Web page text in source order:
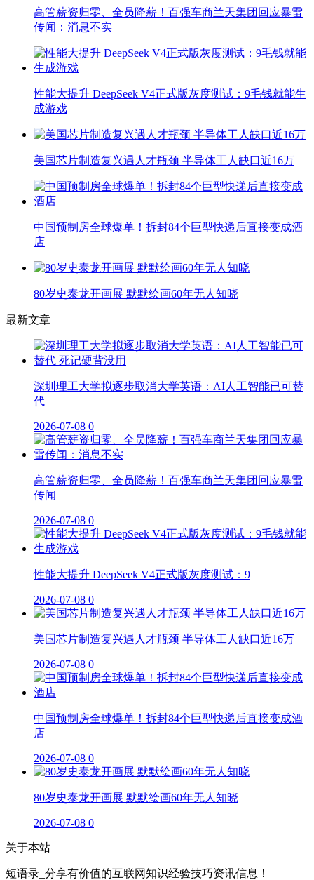
高管薪资归零、全员降薪！百强车商兰天集团回应暴雷
传闻：消息不实
性能大提升 DeepSeek V4正式版灰度测试：9毛钱就能生
成游戏
美国芯片制造复兴遇人才瓶颈 半导体工人缺口近16万
中国预制房全球爆单！拆封84个巨型快递后直接变成酒
店
80岁史泰龙开画展 默默绘画60年无人知晓
最新文章
深圳理工大学拟逐步取消大学英语：AI人工智能已可替
代
2026-07-08 0
高管薪资归零、全员降薪！百强车商兰天集团回应暴雷
传闻
2026-07-08 0
性能大提升 DeepSeek V4正式版灰度测试：9
2026-07-08 0
美国芯片制造复兴遇人才瓶颈 半导体工人缺口近16万
2026-07-08 0
中国预制房全球爆单！拆封84个巨型快递后直接变成酒
店
2026-07-08 0
80岁史泰龙开画展 默默绘画60年无人知晓
2026-07-08 0
关于本站
短语录_分享有价值的互联网知识经验技巧资讯信息！